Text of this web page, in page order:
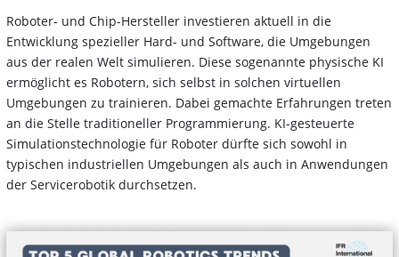
Roboter- und Chip-Hersteller investieren aktuell in die
Entwicklung spezieller Hard- und Software, die Umgebungen
aus der realen Welt simulieren. Diese sogenannte physische KI
ermöglicht es Robotern, sich selbst in solchen virtuellen
Umgebungen zu trainieren. Dabei gemachte Erfahrungen treten
an die Stelle traditioneller Programmierung. KI-gesteuerte
Simulationstechnologie für Roboter dürfte sich sowohl in
typischen industriellen Umgebungen als auch in Anwendungen
der Servicerobotik durchsetzen.